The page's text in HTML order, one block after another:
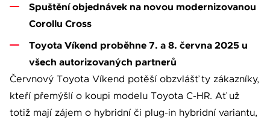
Spuštění objednávek na novou modernizovanou
Corollu Cross
Toyota Víkend proběhne 7. a 8. června 2025 u
všech autorizovaných partnerů
Červnový Toyota Víkend potěší obzvlášť ty zákazníky,
kteří přemýšlí o koupi modelu Toyota C-HR. Ať už
totiž mají zájem o hybridní či plug-in hybridní variantu,